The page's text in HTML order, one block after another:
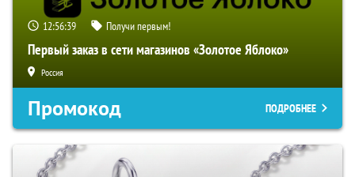
12:56:38 Получи первым!
Первый заказ в сети магазинов «Золотое Яблоко»
Россия
Промокод ПОДРОБНЕЕ